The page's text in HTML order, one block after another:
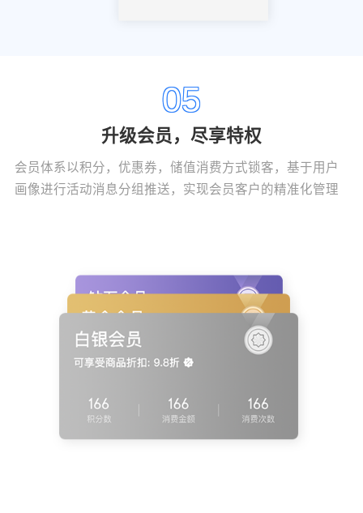
05
升级会员，尽享特权
会员体系以积分，优惠券，储值消费方式锁客，基于用户
画像进行活动消息分组推送，实现会员客户的精准化管理